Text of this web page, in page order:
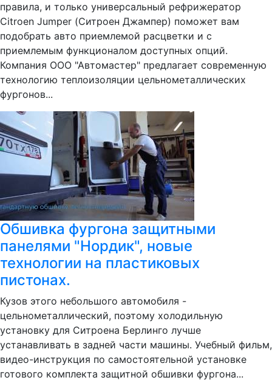
правила, и только универсальный рефрижератор
Citroen Jumper (Ситроен Джампер) поможет вам
подобрать авто приемлемой расцветки и с
приемлемым функционалом доступных опций.
Компания ООО "Автомастер" предлагает современную
технологию теплоизоляции цельнометаллических
фургонов...
Обшивка фургона защитными
панелями "Нордик", новые
технологии на пластиковых
пистонах.
Кузов этого небольшого автомобиля -
цельнометаллический, поэтому холодильную
установку для Ситроена Берлинго лучше
устанавливать в задней части машины. Учебный фильм,
видео-инструкция по самостоятельной установке
готового комплекта защитной обшивки фургона...